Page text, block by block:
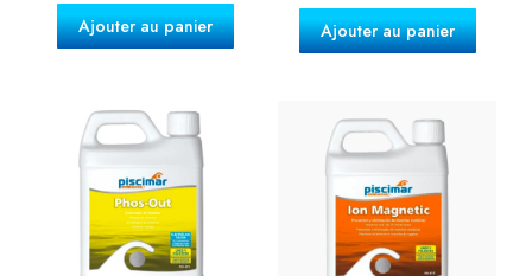
Ajouter au panier Ajouter au panier